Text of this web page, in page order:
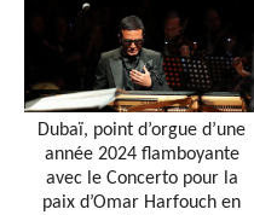
Dubaï, point d’orgue d’une
année 2024 flamboyante
avec le Concerto pour la
paix d’Omar Harfouch en